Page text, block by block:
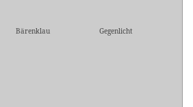
Bärenklau Gegenlicht